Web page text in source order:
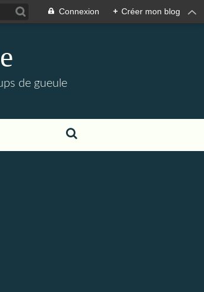
Connexion + Créer mon blog
de gueule